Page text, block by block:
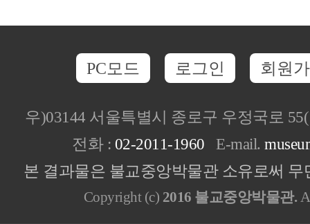
PC모드 로그인 회원
우)03144 서울특별시 종로구 우정국로
전화 : 02-2011-1960 E-mail.
본 결과물은 불교중앙박물관 소유로써
Copyright (c) 2016 불교중앙박물관.